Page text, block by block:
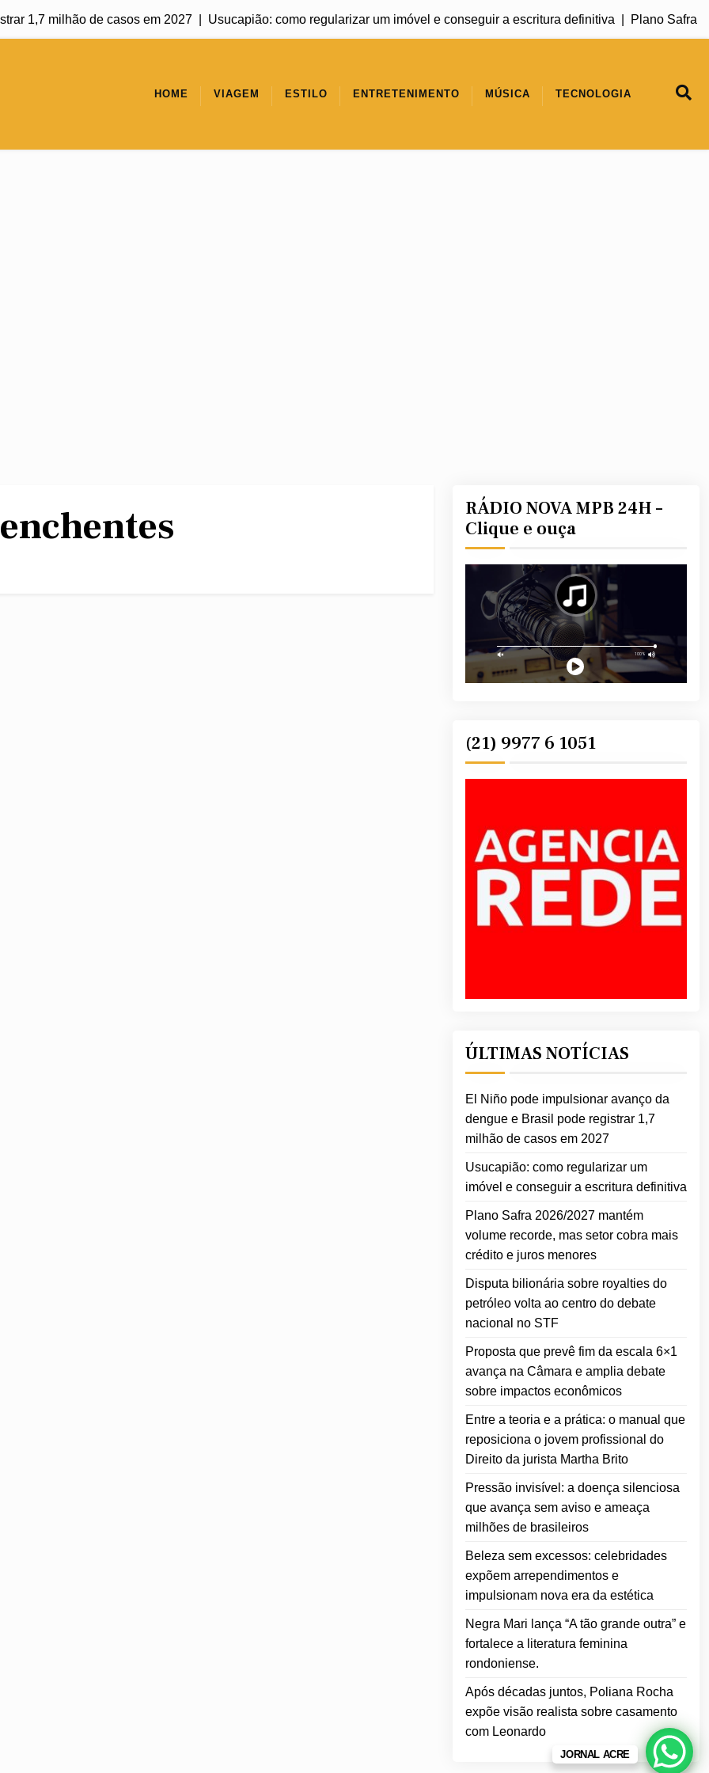
1,7 milhão de casos em 2027 |Usucapião: como regularizar um imóvel e conseguir a escritura definitiva |Plano Safra
HOME VIAGEM ESTILO ENTRETENIMENTO MÚSICA TECNOLOGIA
RÁDIO NOVA MPB 24H –
Clique e ouça
(21) 9977 6 1051
ÚLTIMAS NOTÍCIAS
El Niño pode impulsionar avanço da
dengue e Brasil pode registrar 1,7
milhão de casos em 2027
Usucapião: como regularizar um
imóvel e conseguir a escritura definitiva
Plano Safra 2026/2027 mantém
volume recorde, mas setor cobra mais
crédito e juros menores
Disputa bilionária sobre royalties do
petróleo volta ao centro do debate
nacional no STF
Proposta que prevê fim da escala 6×1
avança na Câmara e amplia debate
sobre impactos econômicos
Entre a teoria e a prática: o manual que
reposiciona o jovem profissional do
Direito da jurista Martha Brito
Pressão invisível: a doença silenciosa
que avança sem aviso e ameaça
milhões de brasileiros
Beleza sem excessos: celebridades
expõem arrependimentos e
impulsionam nova era da estética
Negra Mari lança “A tão grande outra” e
fortalece a literatura feminina
rondoniense.
Após décadas juntos, Poliana Rocha
expõe visão realista sobre casamento
com Leonardo
JORNAL ACRE